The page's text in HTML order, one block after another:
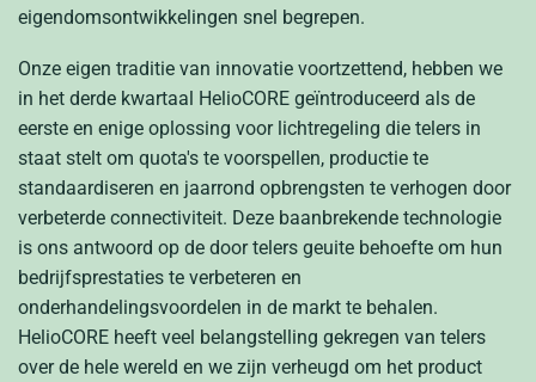
eigendomsontwikkelingen snel begrepen.
Onze eigen traditie van innovatie voortzettend, hebben we
in het derde kwartaal HelioCORE geïntroduceerd als de
eerste en enige oplossing voor lichtregeling die telers in
staat stelt om quota's te voorspellen, productie te
standaardiseren en jaarrond opbrengsten te verhogen door
verbeterde connectiviteit. Deze baanbrekende technologie
is ons antwoord op de door telers geuite behoefte om hun
bedrijfsprestaties te verbeteren en
onderhandelingsvoordelen in de markt te behalen.
HelioCORE heeft veel belangstelling gekregen van telers
over de hele wereld en we zijn verheugd om het product